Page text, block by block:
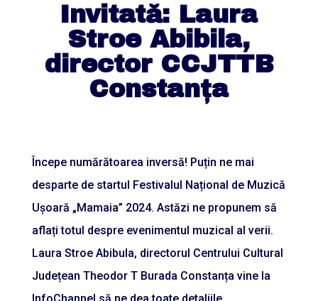
Invitată: Laura
Stroe Abibila,
director CCJTTB
Constanța
Începe numărătoarea inversă! Puțin ne mai
desparte de startul Festivalul Național de Muzică
Ușoară „Mamaia” 2024. Astăzi ne propunem să
aflați totul despre evenimentul muzical al verii.
Laura Stroe Abibula, directorul Centrului Cultural
Județean Theodor T Burada Constanța vine la